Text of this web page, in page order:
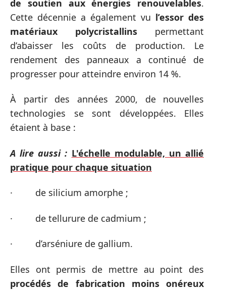
de soutien aux énergies renouvelables.
Cette décennie a également vu l’essor des
matériaux polycristallins permettant
d’abaisser les coûts de production. Le
rendement des panneaux a continué de
progresser pour atteindre environ 14 %.
À partir des années 2000, de nouvelles
technologies se sont développées. Elles
étaient à base :
A lire aussi : L'échelle modulable, un allié
pratique pour chaque situation
· de silicium amorphe ;
· de tellurure de cadmium ;
· d’arséniure de gallium.
Elles ont permis de mettre au point des
procédés de fabrication moins onéreux